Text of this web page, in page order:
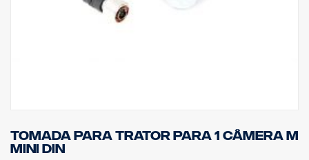
Tomada para trator para 1 câmera M
MINI DIN